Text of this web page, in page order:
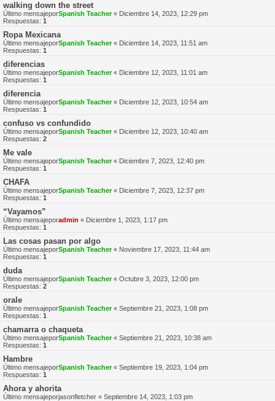
walking down the street
Último mensajeporSpanish Teacher« Diciembre 14, 2023, 12:29 pm
Respuestas: 1
Ropa Mexicana
Último mensajeporSpanish Teacher« Diciembre 14, 2023, 11:51 am
Respuestas: 1
diferencias
Último mensajeporSpanish Teacher« Diciembre 12, 2023, 11:01 am
Respuestas: 1
diferencia
Último mensajeporSpanish Teacher« Diciembre 12, 2023, 10:54 am
Respuestas: 1
confuso vs confundido
Último mensajeporSpanish Teacher« Diciembre 12, 2023, 10:40 am
Respuestas: 2
Me vale
Último mensajeporSpanish Teacher« Diciembre 7, 2023, 12:40 pm
Respuestas: 1
CHAFA
Último mensajeporSpanish Teacher« Diciembre 7, 2023, 12:37 pm
Respuestas: 1
“Vayamos”
Último mensajeporadmin « Diciembre 1, 2023, 1:17 pm
Respuestas: 1
Las cosas pasan por algo
Último mensajeporSpanish Teacher« Noviembre 17, 2023, 11:44 am
Respuestas: 1
duda
Último mensajeporSpanish Teacher« Octubre 3, 2023, 12:00 pm
Respuestas: 2
orale
Último mensajeporSpanish Teacher« Septiembre 21, 2023, 1:08 pm
Respuestas: 1
chamarra o chaqueta
Último mensajeporSpanish Teacher« Septiembre 21, 2023, 10:38 am
Respuestas: 1
Hambre
Último mensajeporSpanish Teacher« Septiembre 19, 2023, 1:04 pm
Respuestas: 1
Ahora y ahorita
Último mensajeporjasonfletcher « Septiembre 14, 2023, 1:03 pm